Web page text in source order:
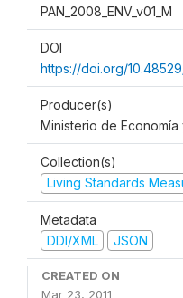
PAN_2008_ENV_v01_M
DOI
https://doi.org/
Producer(s)
Ministerio de Economía
Collection(s)
Living Standards
Metadata
DDI/XML
JSON
CREATED ON
Mar 23, 2011